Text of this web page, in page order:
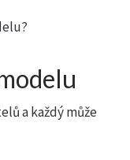
a každý může